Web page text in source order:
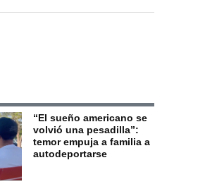
“El sueño americano se
volvió una pesadilla”:
temor empuja a familia a
autodeportarse